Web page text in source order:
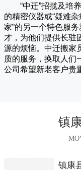
“中迁”招揽及培
的精密仪器或“疑难
家”的另一个特色服
才，为他们提供长驻
源的烦恼。 中迁搬家
质的服务，换取人们
公司希望新老客户贵
镇